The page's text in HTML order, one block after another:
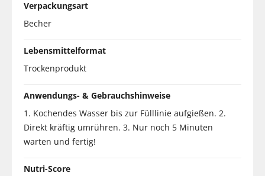
Verpackungsart
Becher
Lebensmittelformat
Trockenprodukt
Anwendungs- & Gebrauchshinweise
1. Kochendes Wasser bis zur Fülllinie aufgießen. 2.
Direkt kräftig umrühren. 3. Nur noch 5 Minuten
warten und fertig!
Nutri-Score